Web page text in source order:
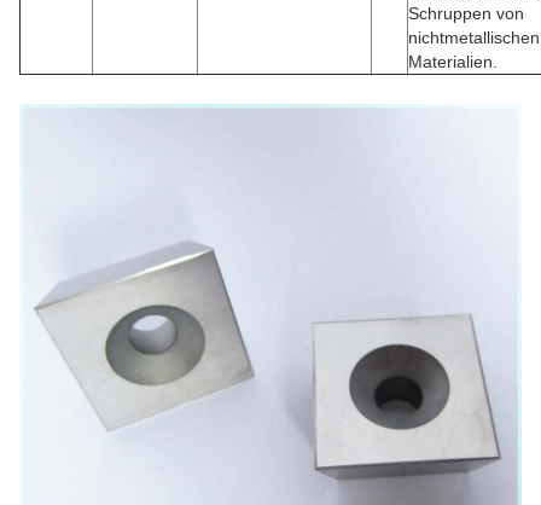
Schruppen von
nichtmetallischen
Materialien.